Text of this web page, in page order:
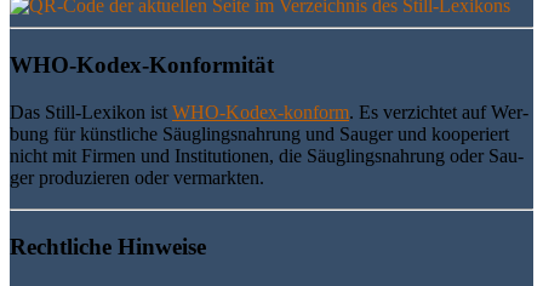
WHO-Kodex-Kon­for­mi­tät
Das Still-Lexi­kon ist WHO-Kodex-kon­form. Es ver­zich­tet auf Wer­
bung für künst­li­che Säug­lings­nah­rung und Sau­ger und koope­riert
nicht mit Fir­men und Insti­tu­tio­nen, die Säug­lings­nah­rung oder Sau­
ger pro­du­zie­ren oder vermarkten.
Recht­li­che Hinweise